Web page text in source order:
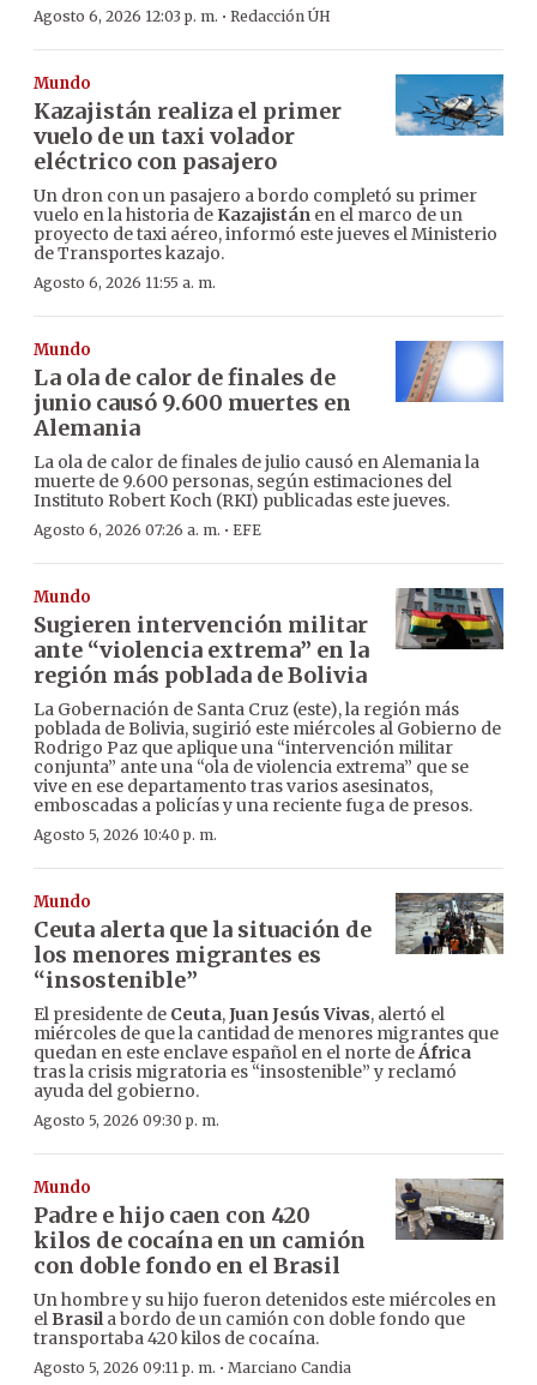
Agosto 6, 2026 12:03 p. m. · Redacción ÚH
Mundo
Kazajistán realiza el primer
vuelo de un taxi volador
eléctrico con pasajero
Un dron con un pasajero a bordo completó su primer
vuelo en la historia de Kazajistán en el marco de un
proyecto de taxi aéreo, informó este jueves el Ministerio
de Transportes kazajo.
Agosto 6, 2026 11:55 a. m.
Mundo
La ola de calor de finales de
junio causó 9.600 muertes en
Alemania
La ola de calor de finales de julio causó en Alemania la
muerte de 9.600 personas, según estimaciones del
Instituto Robert Koch (RKI) publicadas este jueves.
Agosto 6, 2026 07:26 a. m. · EFE
Mundo
Sugieren intervención militar
ante “violencia extrema” en la
región más poblada de Bolivia
La Gobernación de Santa Cruz (este), la región más
poblada de Bolivia, sugirió este miércoles al Gobierno de
Rodrigo Paz que aplique una “intervención militar
conjunta” ante una “ola de violencia extrema” que se
vive en ese departamento tras varios asesinatos,
emboscadas a policías y una reciente fuga de presos.
Agosto 5, 2026 10:40 p. m.
Mundo
Ceuta alerta que la situación de
los menores migrantes es
“insostenible”
El presidente de Ceuta,Juan Jesús Vivas, alertó el
miércoles de que la cantidad de menores migrantes que
quedan en este enclave español en el norte deÁfrica
tras la crisis migratoria es “insostenible” y reclamó
ayuda del gobierno.
Agosto 5, 2026 09:30 p. m.
Mundo
Padre e hijo caen con 420
kilos de cocaína en un camión
con doble fondo en el Brasil
Un hombre y su hijo fueron detenidos este miércoles en
el Brasila bordo de un camión con doble fondo que
transportaba 420 kilos de cocaína.
Agosto 5, 2026 09:11 p. m. · Marciano Candia